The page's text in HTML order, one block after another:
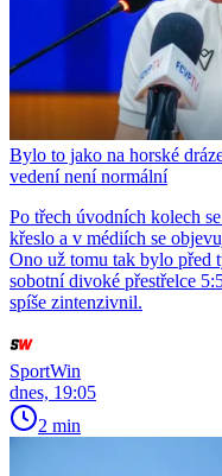
Bylo to jako na horské
vedení není normální
Po třech úvodních kolech
křeslo a v médiích se
Ono už tomu tak bylo před
sobotní divoké přestřelce
spíše zintenzivnil.
SportWin
dnes, 19:05
2 min